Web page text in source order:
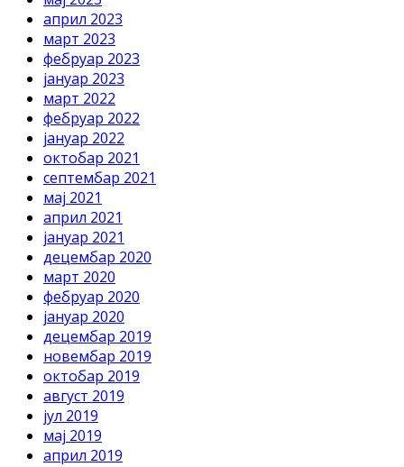
април 2023
март 2023
фебруар 2023
јануар 2023
март 2022
фебруар 2022
јануар 2022
октобар 2021
септембар 2021
мај 2021
април 2021
јануар 2021
децембар 2020
март 2020
фебруар 2020
јануар 2020
децембар 2019
новембар 2019
октобар 2019
август 2019
јул 2019
мај 2019
април 2019